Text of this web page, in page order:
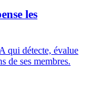
les
qui détecte, évalue
de ses membres.